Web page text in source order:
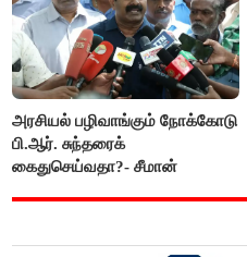
அரசியல் பழிவாங்கும் நோக்கோடு
பி.ஆர். சுந்தரைக்
கைதுசெய்வதா?- சீமான்